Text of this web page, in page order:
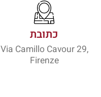
כתובת
Via Camillo Cavour 29,
Firenze